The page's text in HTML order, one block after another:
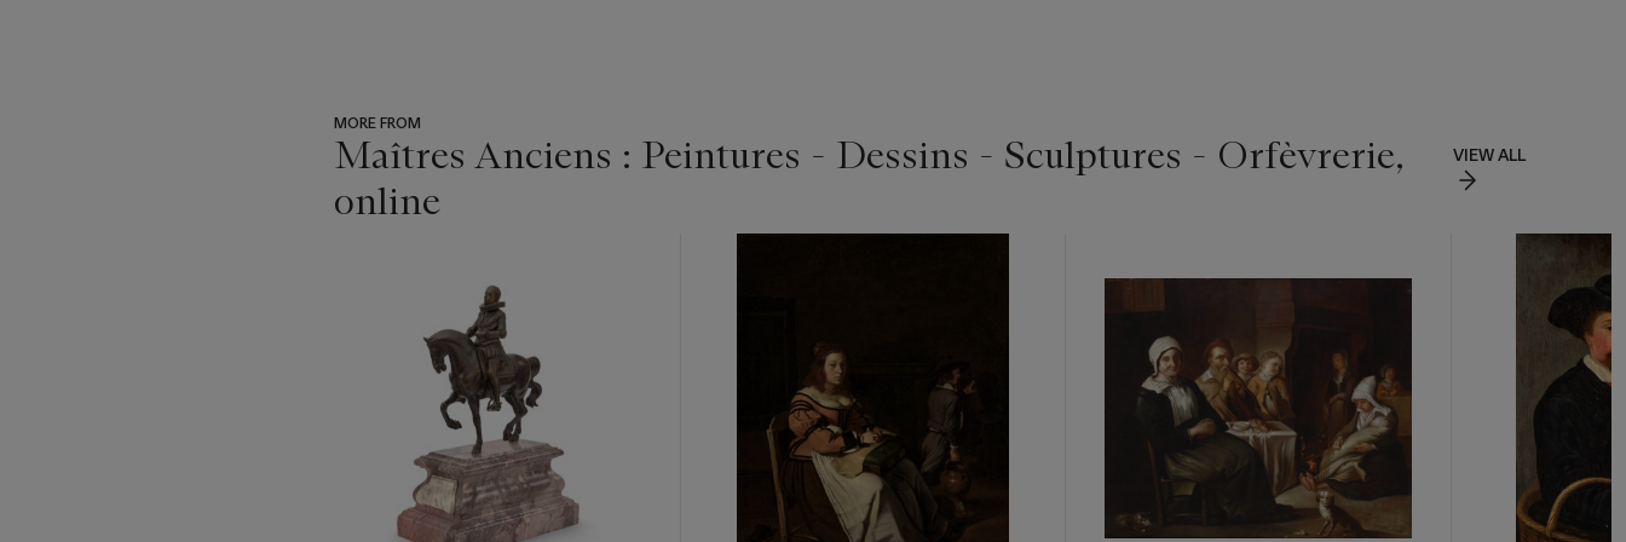
MORE FROM
Maîtres Anciens : Peintures - Dessins - Sculptures - Orfèvrerie,
online
VIEW ALL
item_current_of_total_txt